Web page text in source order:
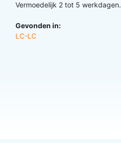
Vermoedelijk 2 tot 5 werkdagen.
Gevonden in:
LC-LC